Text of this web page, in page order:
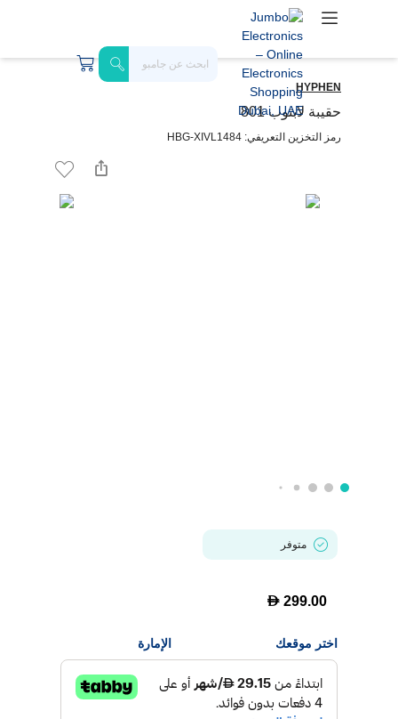
HYPHEN
حقيبة لابتوب 801
رمز التخزين التعريفي: HBG-XIVL1484
متوفر
D 299.00
اختر موقعك الإمارة